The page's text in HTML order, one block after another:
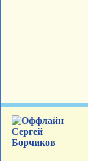
Сергей
Борчиков